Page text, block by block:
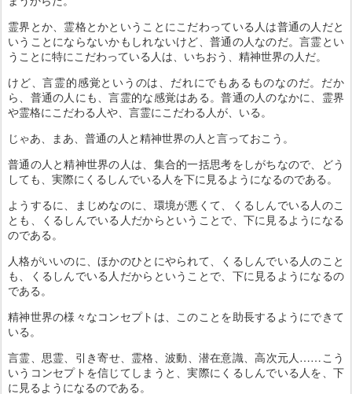
霊界とか、霊格とかということにこだわっている人は普通の人だと
いうことにならないかもしれないけど、普通の人なのだ。言霊とい
うことに特にこだわっている人は、いちおう、精神世界の人だ。
けど、言霊的感覚というのは、だれにでもあるものなのだ。だか
ら、普通の人にも、言霊的な感覚はある。普通の人のなかに、霊界
や霊格にこだわる人や、言霊にこだわる人が、いる。
じゃあ、まあ、普通の人と精神世界の人と言っておこう。
普通の人と精神世界の人は、集合的一括思考をしがちなので、どう
しても、実際にくるしんでいる人を下に見るようになるのである。
ようするに、まじめなのに、環境が悪くて、くるしんでいる人のこ
とも、くるしんでいる人だからということで、下に見るようになる
のである。
人格がいいのに、ほかのひとにやられて、くるしんでいる人のこと
も、くるしんでいる人だからということで、下に見るようになるの
である。
精神世界の様々なコンセプトは、このことを助長するようにできて
いる。
言霊、思霊、引き寄せ、霊格、波動、潜在意識、高次元人……こう
いうコンセプトを信じてしまうと、実際にくるしんでいる人を、下
に見るようになるのである。